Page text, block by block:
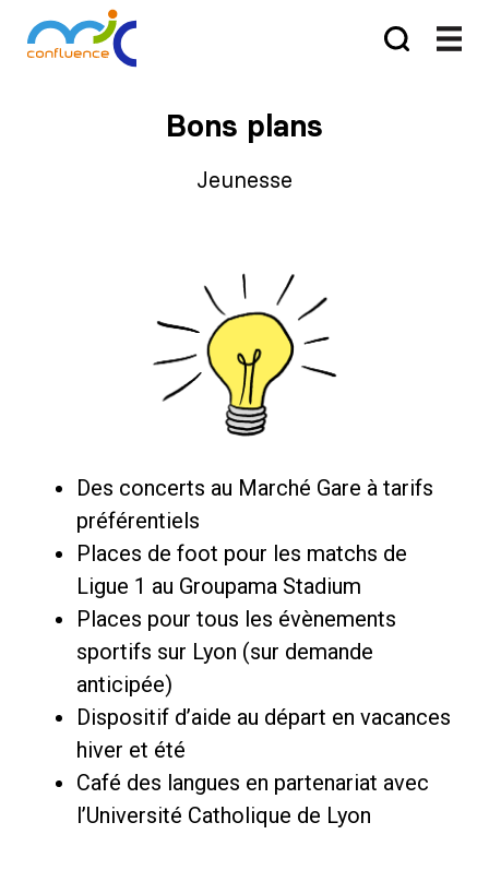
Bons plans
Jeunesse
Des concerts au Marché Gare à tarifs
préférentiels
Places de foot pour les matchs de
Ligue 1 au Groupama Stadium
Places pour tous les évènements
sportifs sur Lyon (sur demande
anticipée)
Dispositif d’aide au départ en vacances
hiver et été
Café des langues en partenariat avec
l’Université Catholique de Lyon